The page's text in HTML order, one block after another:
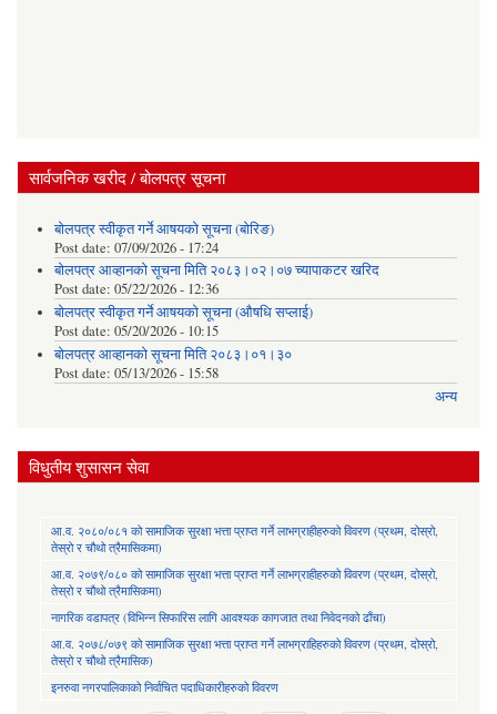
सार्वजनिक खरीद / बोलपत्र सूचना
बोलपत्र स्वीकृत गर्ने आषयको सूचना (बोरिङ)
Post date: 07/09/2026 - 17:24
बोलपत्र आव्हानको सूचना मिति २०८३।०२।०७ च्यापाकटर खरिद
Post date: 05/22/2026 - 12:36
बोलपत्र स्वीकृत गर्ने आषयको सूचना (औषधि सप्लाई)
Post date: 05/20/2026 - 10:15
बोलपत्र आव्हानको सूचना मिति २०८३।०१।३०
Post date: 05/13/2026 - 15:58
अन्य
विधुतीय शुसासन सेवा
आ.व. २०८०/०८१ को सामाजिक सुरक्षा भत्ता प्राप्त गर्ने लाभग्राहीहरुको विवरण (प्रथम, दोस्रो,
तेस्रो र चौथो त्रैमासिकमा)
आ.व. २०७९/०८० को सामाजिक सुरक्षा भत्ता प्राप्त गर्ने लाभग्राहीहरुको विवरण (प्रथम, दोस्रो,
तेस्रो र चौथो त्रैमासिकमा)
नागरिक वडापत्र (विभिन्न सिफारिस लागि आवश्यक कागजात तथा निवेदनको ढाँचा)
आ.व. २०७८/०७९ को सामाजिक सुरक्षा भत्ता प्राप्त गर्ने लाभग्राहिहरुको विवरण (प्रथम, दोस्रो,
तेस्रो र चौथो त्रैमासिक)
इनरुवा नगरपालिकाको निर्वाचित पदाधिकारीहरुको विवरण